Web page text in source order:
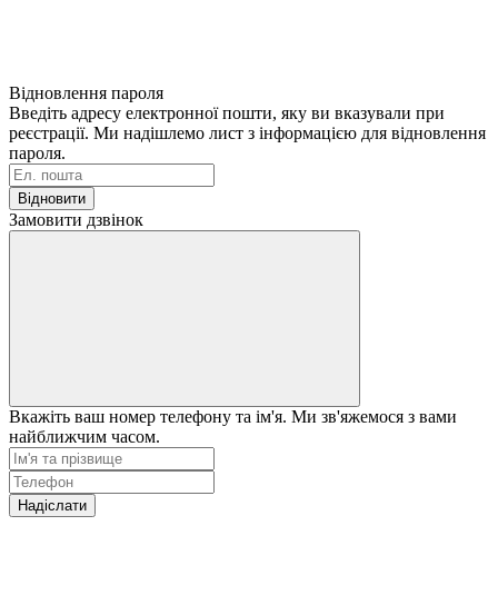
Відновлення пароля
Введіть адресу електронної пошти, яку ви вказували при
реєстрації. Ми надішлемо лист з інформацією для відновлення
пароля.
Відновити
Замовити дзвінок
Вкажіть ваш номер телефону та ім'я. Ми зв'яжемося з вами
найближчим часом.
Надіслати